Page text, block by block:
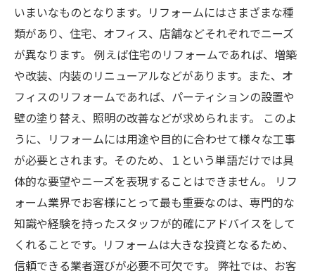
いまいなものとなります。リフォームにはさまざまな種
類があり、住宅、オフィス、店舗などそれぞれでニーズ
が異なります。 例えば住宅のリフォームであれば、増築
や改装、内装のリニューアルなどがあります。また、オ
フィスのリフォームであれば、パーティションの設置や
壁の塗り替え、照明の改善などが求められます。 このよ
うに、リフォームには用途や目的に合わせて様々な工事
が必要とされます。そのため、１という単語だけでは具
体的な要望やニーズを表現することはできません。 リフ
ォーム業界でお客様にとって最も重要なのは、専門的な
知識や経験を持ったスタッフが的確にアドバイスをして
くれることです。リフォームは大きな投資となるため、
信頼できる業者選びが必要不可欠です。 弊社では、お客